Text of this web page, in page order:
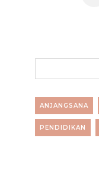
ANJANGSANA
PENDIDIKAN